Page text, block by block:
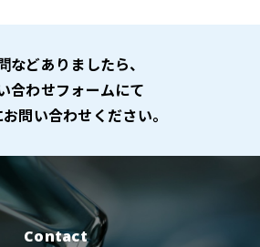
などありましたら、
合わせフォームにて
問い合わせください。
Contact